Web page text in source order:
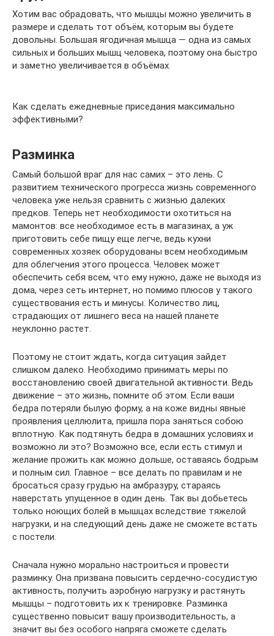
Хотим вас обрадовать, что мышцы можно увеличить в
размере и сделать тот объём, которым вы будете
довольны. Большая ягодичная мышца — одна из самых
сильных и больших мышц человека, поэтому она быстро
и заметно увеличивается в объёмах.
Как сделать ежедневные приседания максимально
эффективными?
Разминка
Самый большой враг для нас самих – это лень. С
развитием технического прогресса жизнь современного
человека уже нельзя сравнить с жизнью далеких
предков. Теперь нет необходимости охотиться на
мамонтов: все необходимое есть в магазинах, а уж
приготовить себе пищу еще легче, ведь кухни
современных хозяек оборудованы всем необходимым
для облегчения этого процесса. Человек может
обеспечить себя всем, что ему нужно, даже не выходя из
дома, через сеть интернет, но помимо плюсов у такого
существования есть и минусы. Количество лиц,
страдающих от лишнего веса на нашей планете
неуклонно растет.
Поэтому не стоит ждать, когда ситуация зайдет
слишком далеко. Необходимо принимать меры по
восстановлению своей двигательной активности. Ведь
движение – это жизнь, помните об этом. Если ваши
бедра потеряли былую форму, а на коже видны явные
проявления целлюлита, пришла пора заняться собою
вплотную. Как подтянуть бедра в домашних условиях и
возможно ли это? Возможно все, если есть стимул и
желание прожить как можно дольше, оставаясь бодрым
и полным сил. Главное – все делать по правилам и не
бросаться сразу грудью на амбразуру, стараясь
наверстать упущенное в один день. Так вы добьетесь
только ноющих болей в мышцах вследствие тяжелой
нагрузки, и на следующий день даже не сможете встать
с постели.
Сначала нужно морально настроиться и провести
разминку. Она призвана повысить сердечно-сосудистую
активность, получить аэробную нагрузку и растянуть
мышцы – подготовить их к тренировке. Разминка
существенно повысит вашу производительность, а
значит вы без особого напряга сможете сделать